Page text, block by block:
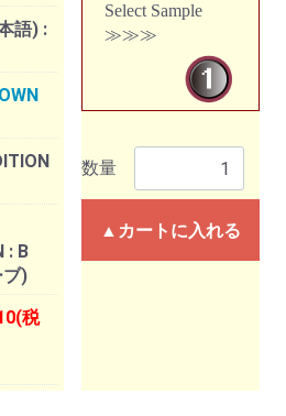
語) :
: B
ブ)
税
Select Sample
≫≫≫
数量
▲カートに入れる